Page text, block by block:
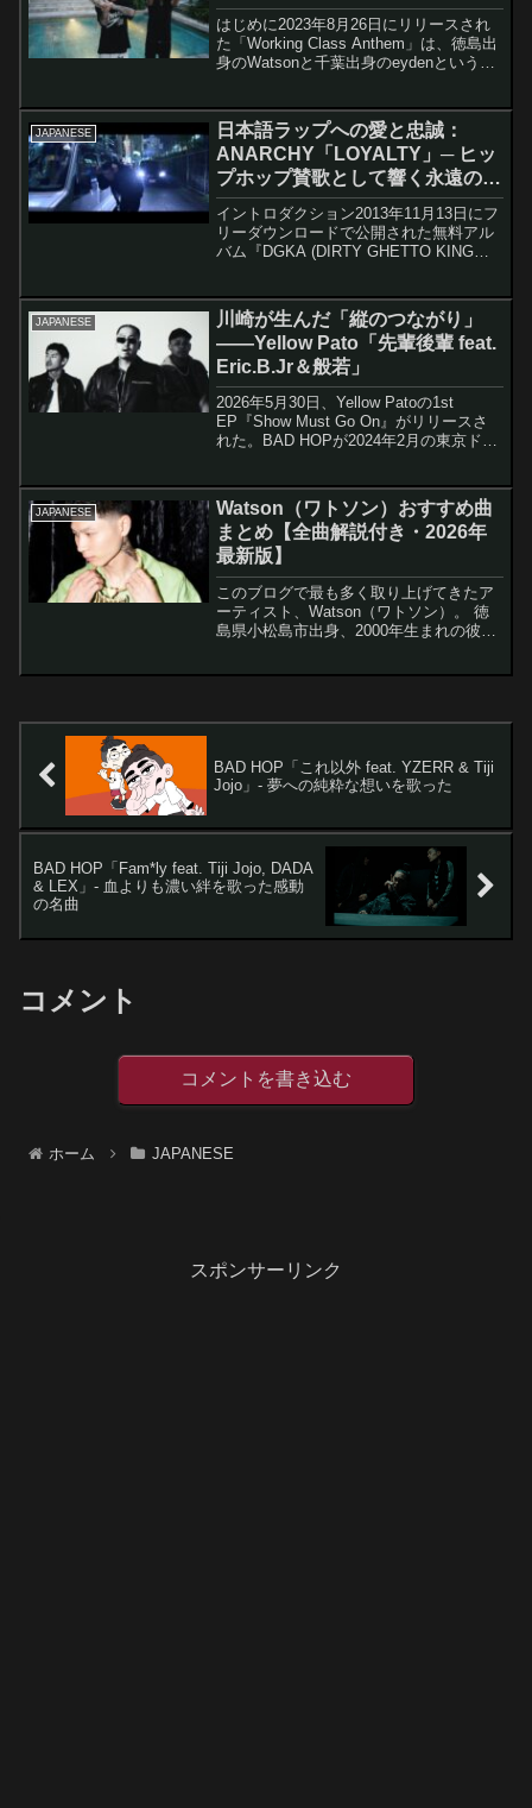
はじめに2023年8月26日にリリースされ
た「Working Class Anthem」は、徳島出
身のWatsonと千葉出身のeydenという、
ョン楽曲です。楽曲タイト...
JAPANESE
日本語ラップへの愛と忠誠：
ANARCHY「LOYALTY」─ ヒッ
プホップ賛歌として響く永遠の名
曲
イントロダクション2013年11月13日にフ
リーダウンロードで公開された無料アル
バム『DGKA (DIRTY GHETTO KING
最も重要な楽曲の一...
JAPANESE
川崎が生んだ「縦のつながり」
——Yellow Pato「先輩後輩 feat.
Eric.B.Jr＆般若」
2026年5月30日、Yellow Patoの1st
EP『Show Must Go On』がリリースさ
れた。BAD HOPが2024年2月の東京ドー
本格...
JAPANESE
Watson（ワトソン）おすすめ曲
まとめ【全曲解説付き・2026年
最新版】
このブログで最も多く取り上げてきたア
ーティスト、Watson（ワトソン）。 徳
島県小松島市出身、2000年生まれの彼
BAD HOP「これ以外 feat. YZERR & Tiji
Jojo」- 夢への純粋な想いを歌った
BAD HOP「Fam*ly feat. Tiji Jojo, DADA
& LEX」- 血よりも濃い絆を歌った感動
の名曲
コメント
コメントを書き込む
ホーム JAPANESE
スポンサーリンク